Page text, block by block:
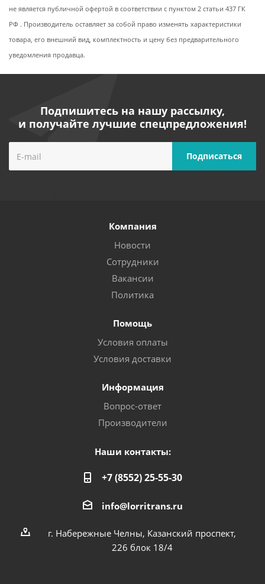
не является публичной офертой в соответствии с пунктом 2 статьи 437 ГК
РФ . Производитель оставляет за собой право изменять характеристики
товара, его внешний вид, комплектность и цену без предварительного
уведомления продавца.
Подпишитесь на нашу рассылку,
и получайте лучшие спецпредложения!
Компания
Новости
Сотрудники
Вакансии
Политика
Помощь
Условия оплаты
Условия доставки
Информация
Вопрос-ответ
Производители
Наши контакты:
+7 (8552) 25-55-30
info@lorritrans.ru
г. Набережные Челны, Казанский проспект,
226 блок 18/4